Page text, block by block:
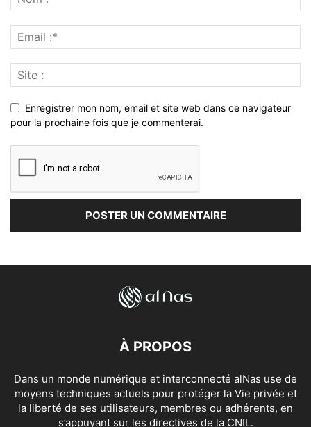
Enregistrer mon nom, email et site web dans ce navigateur
pour la prochaine fois que je commenterai.
À PROPOS
Dans un monde numérique et interconnecté alNas use de
moyens techniques actuels pour protéger la Vie privée et
la liberté de ses utilisateurs, membres ou adhérents, en
s’appuyant sur les directives de la CNIL.